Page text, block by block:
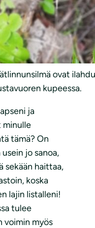
ovat
kupeessa.
ja
minulle
tämä? On
usein jo sanoa,
sekään haittaa,
koska
lajin listalleni!
tulee
voimin myös